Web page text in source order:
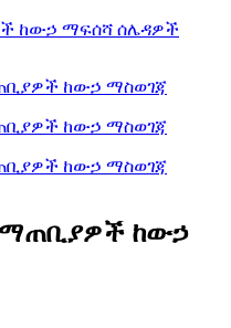
ማጠቢያዎች ከውኃ